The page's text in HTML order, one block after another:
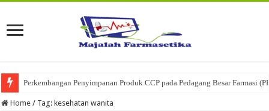
Perkembangan Penyimpanan Produk CCP pada Pedagang Besar Farmasi
Home / Tag: kesehatan wanita